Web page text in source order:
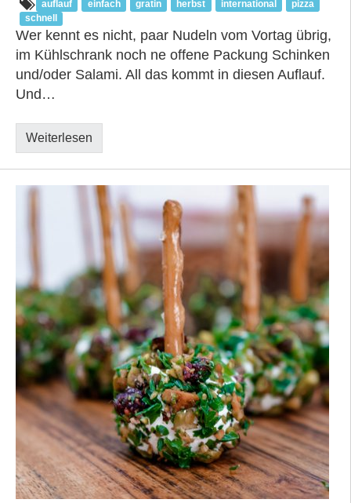
auflauf
einfach gratin herbst international
pizza
schnell
Wer kennt es nicht, paar Nudeln vom Vortag übrig,
im Kühlschrank noch ne offene Packung Schinken
und/oder Salami. All das kommt in diesen Auflauf.
Und…
Weiterlesen